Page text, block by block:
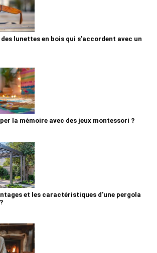
lunettes en bois qui s’accordent avec un
la mémoire avec des jeux montessori ?
et les caractéristiques d’une pergola